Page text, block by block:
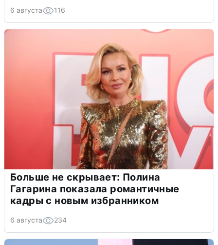
6 августа 116
Больше не скрывает: Полина
Гагарина показала романтичные
кадры с новым избранником
6 августа 234